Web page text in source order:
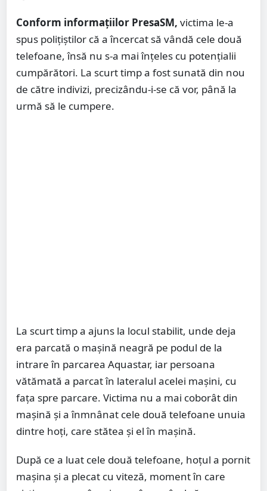
Conform informațiilor PresaSM, victima le-a
spus polițiștilor că a încercat să vândă cele două
telefoane, însă nu s-a mai înțeles cu potențialii
cumpărători. La scurt timp a fost sunată din nou
de către indivizi, precizându-i-se că vor, până la
urmă să le cumpere.
La scurt timp a ajuns la locul stabilit, unde deja
era parcată o mașină neagră pe podul de la
intrare în parcarea Aquastar, iar persoana
vătămată a parcat în lateralul acelei maşini, cu
fața spre parcare. Victima nu a mai coborât din
mașină și a înmnânat cele două telefoane unuia
dintre hoți, care stătea și el în mașină.
După ce a luat cele două telefoane, hoțul a pornit
mașina și a plecat cu viteză, moment în care